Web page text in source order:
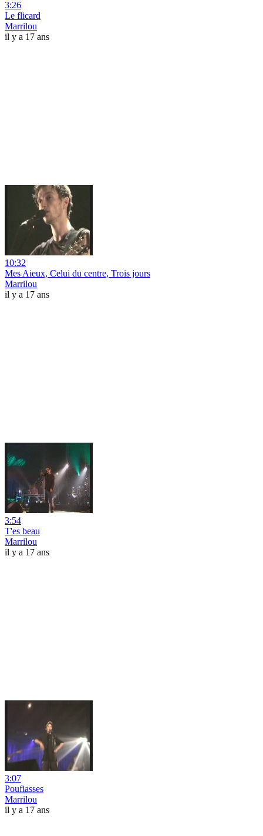
3:26
Le flicard
Marrilou
il y a 17 ans
10:32
Mes Aieux, Celui du centre, Trois jours
Marrilou
il y a 17 ans
3:54
T'es beau
Marrilou
il y a 17 ans
3:07
Poufiasses
Marrilou
il y a 17 ans